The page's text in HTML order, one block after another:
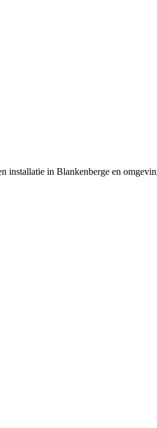
installatie in Blankenberge en